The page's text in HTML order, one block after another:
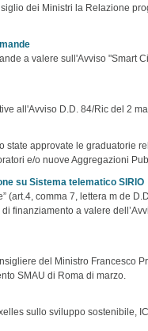
dei Ministri la Relazione
a valere sull'Avviso "Smart
all'Avviso D.D. 84/Ric del 2
state approvate le graduatorie
e/o nuove Aggregazioni
su Sistema telematico SIRIO
(art.4, comma 7, lettera m de
finanziamento a valere
del Ministro Francesco
SMAU di Roma di marzo.
sullo sviluppo sostenibile,